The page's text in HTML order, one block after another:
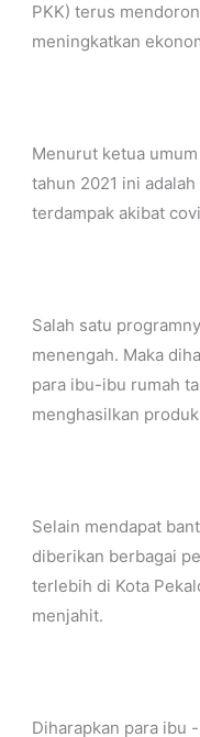
PKK) terus
meningkatkan
Menurut ketua
tahun 2021 ini
terdampak akibat
Salah satu
menengah. Maka
para ibu-ibu rumah
menghasilkan
Selain mendapat
diberikan berbagai
terlebih di Kota
menjahit.
Diharapkan para ibu